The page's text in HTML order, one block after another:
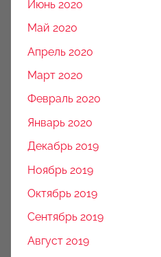
Июнь 2020
Май 2020
Апрель 2020
Март 2020
Февраль 2020
Январь 2020
Декабрь 2019
Ноябрь 2019
Октябрь 2019
Сентябрь 2019
Август 2019